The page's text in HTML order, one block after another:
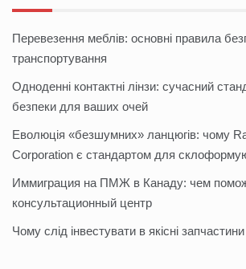
Перевезення меблів: основні правила
транспортування
Одноденні контактні лінзи: сучасний
безпеки для ваших очей
Еволюція «безшумних» ланцюгів: чому
Corporation є стандартом для
Иммиграция на ПМЖ в Канаду: чем
консультационный центр
Чому слід інвестувати в якісні